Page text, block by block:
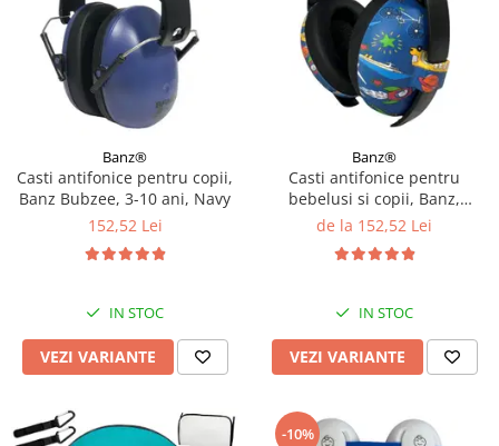
Banz®
Casti antifonice pentru copii,
Banz Bubzee, 3-10 ani, Navy
152,52 Lei
IN STOC
VEZI VARIANTE
Banz®
Casti antifonice pentru
bebelusi si copii, Banz,
Bubzee, 3-36 luni, Diverse
de la 152,52 Lei
IN STOC
VEZI VARIANTE
-10%